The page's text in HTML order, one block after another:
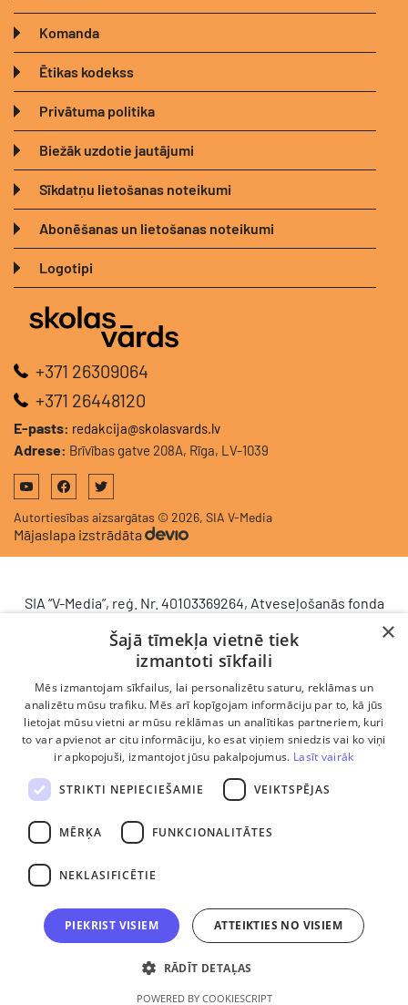
Komanda
Ētikas kodekss
Privātuma politika
Biežāk uzdotie jautājumi
Sīkdatņu lietošanas noteikumi
Abonēšanas un lietošanas noteikumi
Logotipi
+371 26309064
+371 26448120
E-pasts: redakcija@skolasvards.lv
Adrese: Brīvības gatve 208A, Rīga, LV-1039
Autortiesības aizsargātas © 2026, SIA V-Media
Mājaslapa izstrādāta
SIA “V-Media”, reģ. Nr. 40103369264, Atveseļošanās fonda
komercdarbības procesu uzlabošanā - ieviesta klientu
attiecību pārvaldības sistēma (CRM). 2024. gada 16.
decembrī tika noslēgts līgums Nr. 9.2-17-L-2024/928 ar
Latvijas Investīciju un attīstības aģentūru par atbalsta
saņemšanu saskaņā ar Atveseļošanas un noturības
mehānisma plāna 2. komponenti “Digitālā transformācija”
(atbalsta pieteikuma Nr. DIGI/2024/1253). Projekta ietvaros
ieviesta klientu un darba procesu pārvaldības sistēma
Scoro, uzlabojot pārdošanas procesu, centralizējot klientu
datubāzi un darījumu plūsmu, kā arī nodrošinot pārskatāmu,
efektīvu pārdošanas nodaļas darbu un precīzāku rezultātu
×
Šajā tīmekļa vietnē tiek
izmantoti sīkfaili
Mēs izmantojam sīkfailus, lai personalizētu saturu, reklāmas un
analizētu mūsu trafiku. Mēs arī kopīgojam informāciju par to, kā jūs
lietojat mūsu vietni ar mūsu reklāmas un analītikas partneriem, kuri
to var apvienot ar citu informāciju, ko esat viņiem sniedzis vai ko viņi
ir apkopojuši, izmantojot jūsu pakalpojumus. Lasīt vairāk
STRIKTI NEPIECIEŠAMIE VEIKTSPĒJAS
MĒRĶA FUNKCIONALITĀTES
NEKLASIFICĒTIE
PIEKRIST VISIEM ATTEIKTIES NO VISIEM
RĀDĪT DETAĻAS
POWERED BY COOKIESCRIPT